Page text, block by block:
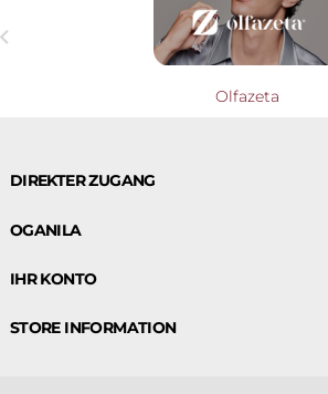
Olfazeta
DIREKTER ZUGANG
OGANILA
IHR KONTO
STORE INFORMATION